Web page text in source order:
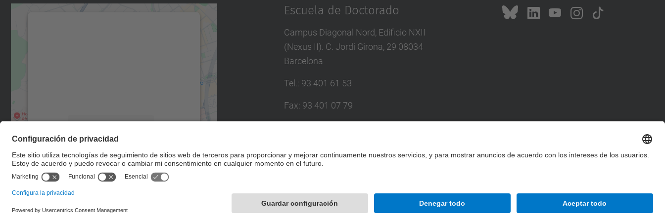
Aceptar
powered byUsercentrics Consent
Management Platform
Escuela de Doctorado
Campus Diagonal Nord, Edificio NXII
(Nexus II). C. Jordi Girona, 29 08034
Barcelona
Tel. : 93 401 61 53
Fax: 93 401 07 79